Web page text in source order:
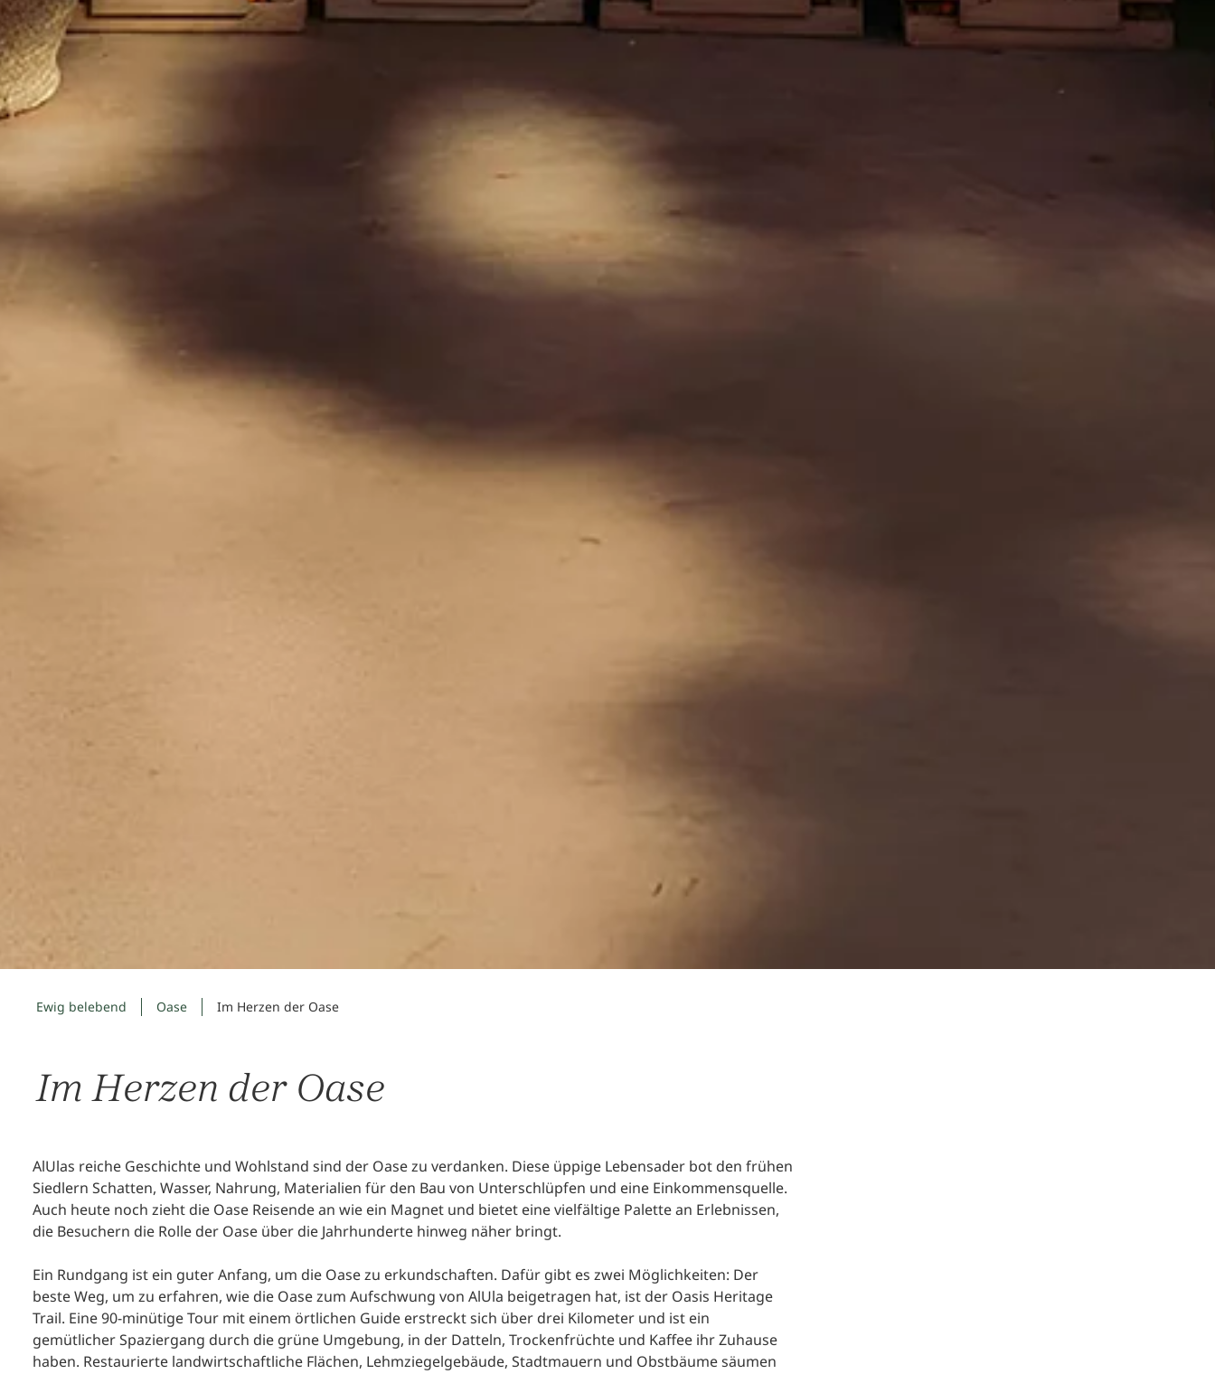
Ewig belebend Oase Im Herzen der Oase
Im Herzen der Oase
AlUlas reiche Geschichte und Wohlstand sind der Oase zu verdanken. Diese üppige Lebensader bot den frühen
Siedlern Schatten, Wasser, Nahrung, Materialien für den Bau von Unterschlüpfen und eine Einkommensquelle.
Auch heute noch zieht die Oase Reisende an wie ein Magnet und bietet eine vielfältige Palette an Erlebnissen,
die Besuchern die Rolle der Oase über die Jahrhunderte hinweg näher bringt.
Ein Rundgang ist ein guter Anfang, um die Oase zu erkundschaften. Dafür gibt es zwei Möglichkeiten: Der
beste Weg, um zu erfahren, wie die Oase zum Aufschwung von AlUla beigetragen hat, ist der Oasis Heritage
Trail. Eine 90-minütige Tour mit einem örtlichen Guide erstreckt sich über drei Kilometer und ist ein
gemütlicher Spaziergang durch die grüne Umgebung, in der Datteln, Trockenfrüchte und Kaffee ihr Zuhause
haben. Restaurierte landwirtschaftliche Flächen, Lehmziegelgebäude, Stadtmauern und Obstbäume säumen